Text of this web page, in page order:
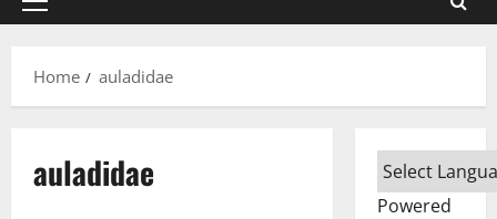
Primary
Home
auladidae
auladidae
Powered